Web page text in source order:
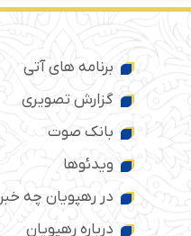
برنامه های آتی
گزارش تصویری
بانک صوت
ویدئوها
در رهپویان چه خبر
درباره رهپویان